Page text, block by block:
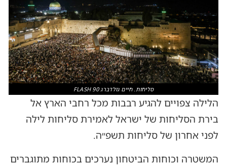
סליחות. חיים גולדברג FLASH 90
הלילה צפויים להגיע רבבות מכל רחבי הארץ אל
בירת הסליחות של ישראל לאמירת סליחות לילה
לפני אחרון של סליחות תשפ״ה.
המשטרה וכוחות הביטחון נערכים בכוחות מתוגברים